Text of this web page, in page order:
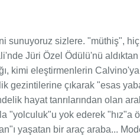
sunuyoruz sizlere. "müthiş",
Jüri Özel Ödülü'nü
kimi eleştirmenlerin
gezintilerine çıkarak "esas
hayat tanrılarından olan
"yolculuk"u yok ederek
yaşatan bir araç araba...